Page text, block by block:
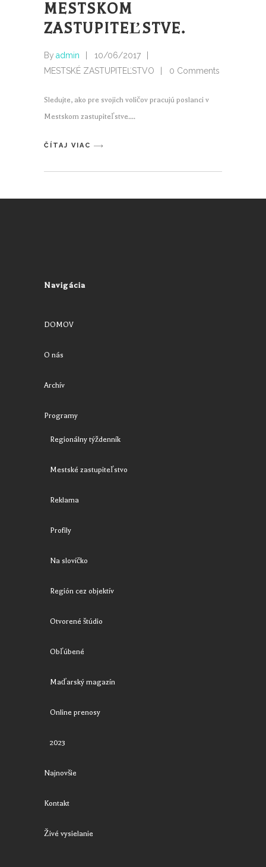
MESTSKOM
ZASTUPITEĽSTVE.
By admin
10/06/2017
MESTSKÉ ZASTUPITEĽSTVO
0 Comments
Sledujte, ako pre svojich voličov pracujú poslanci v
Mestskom zastupiteľstve.
ČÍTAJ VIAC
Navigácia
DOMOV
O nás
Archív
Programy
Regionálny týždenník
Mestské zastupiteľstvo
Reklama
Profily
Na slovíčko
Región cez objektív
Otvorené štúdio
Obľúbené
Maďarský magazín
Online prenosy
2023
Najnovšie
Kontakt
Živé vysielanie